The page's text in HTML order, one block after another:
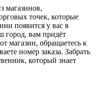
магазинов,
точек, которые
появится у вас в
город, вам придёт
магазин, обращаетесь к
номер заказа. Забрать
который знает